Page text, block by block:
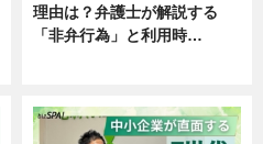
理由は？弁護士が解説する
「非弁行為」と利用時…